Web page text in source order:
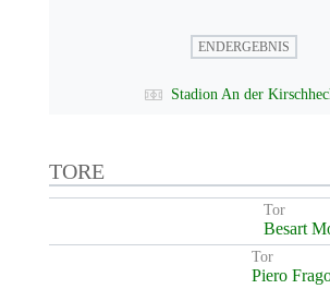
ENDERGEBNIS
Stadion An der
TORE
Tor
Besart
Tor
Piero